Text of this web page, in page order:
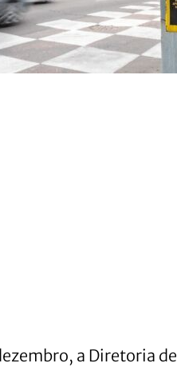
a Diretoria